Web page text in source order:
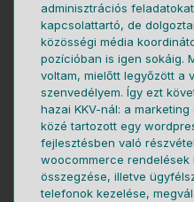
adminisztrációs
kapcsolattartó, de
közösségi média
pozícióban is igen sokáig.
voltam, mielőtt legyőzött a
szenvedélyem. Így ezt
hazai KKV-nál: a
közé tartozott egy
fejlesztésben való
woocommerce rendelések
összegzése, illetve
telefonok kezelése,